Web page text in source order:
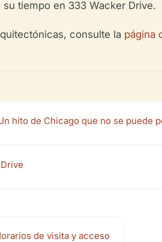
tiempo en 333 Wacker Drive.
consulte la página
hito de Chicago que no se puede
de visita y acceso